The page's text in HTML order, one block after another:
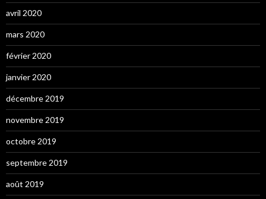
avril 2020
mars 2020
février 2020
janvier 2020
décembre 2019
novembre 2019
octobre 2019
septembre 2019
août 2019